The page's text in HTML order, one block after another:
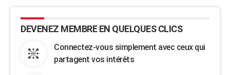
DEVENEZ MEMBRE EN QUELQUES CLICS
Connectez-vous simplement avec ceux qui
partagent vos intérêts